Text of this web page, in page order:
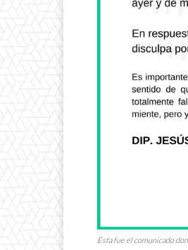
Esta fue el comunicado